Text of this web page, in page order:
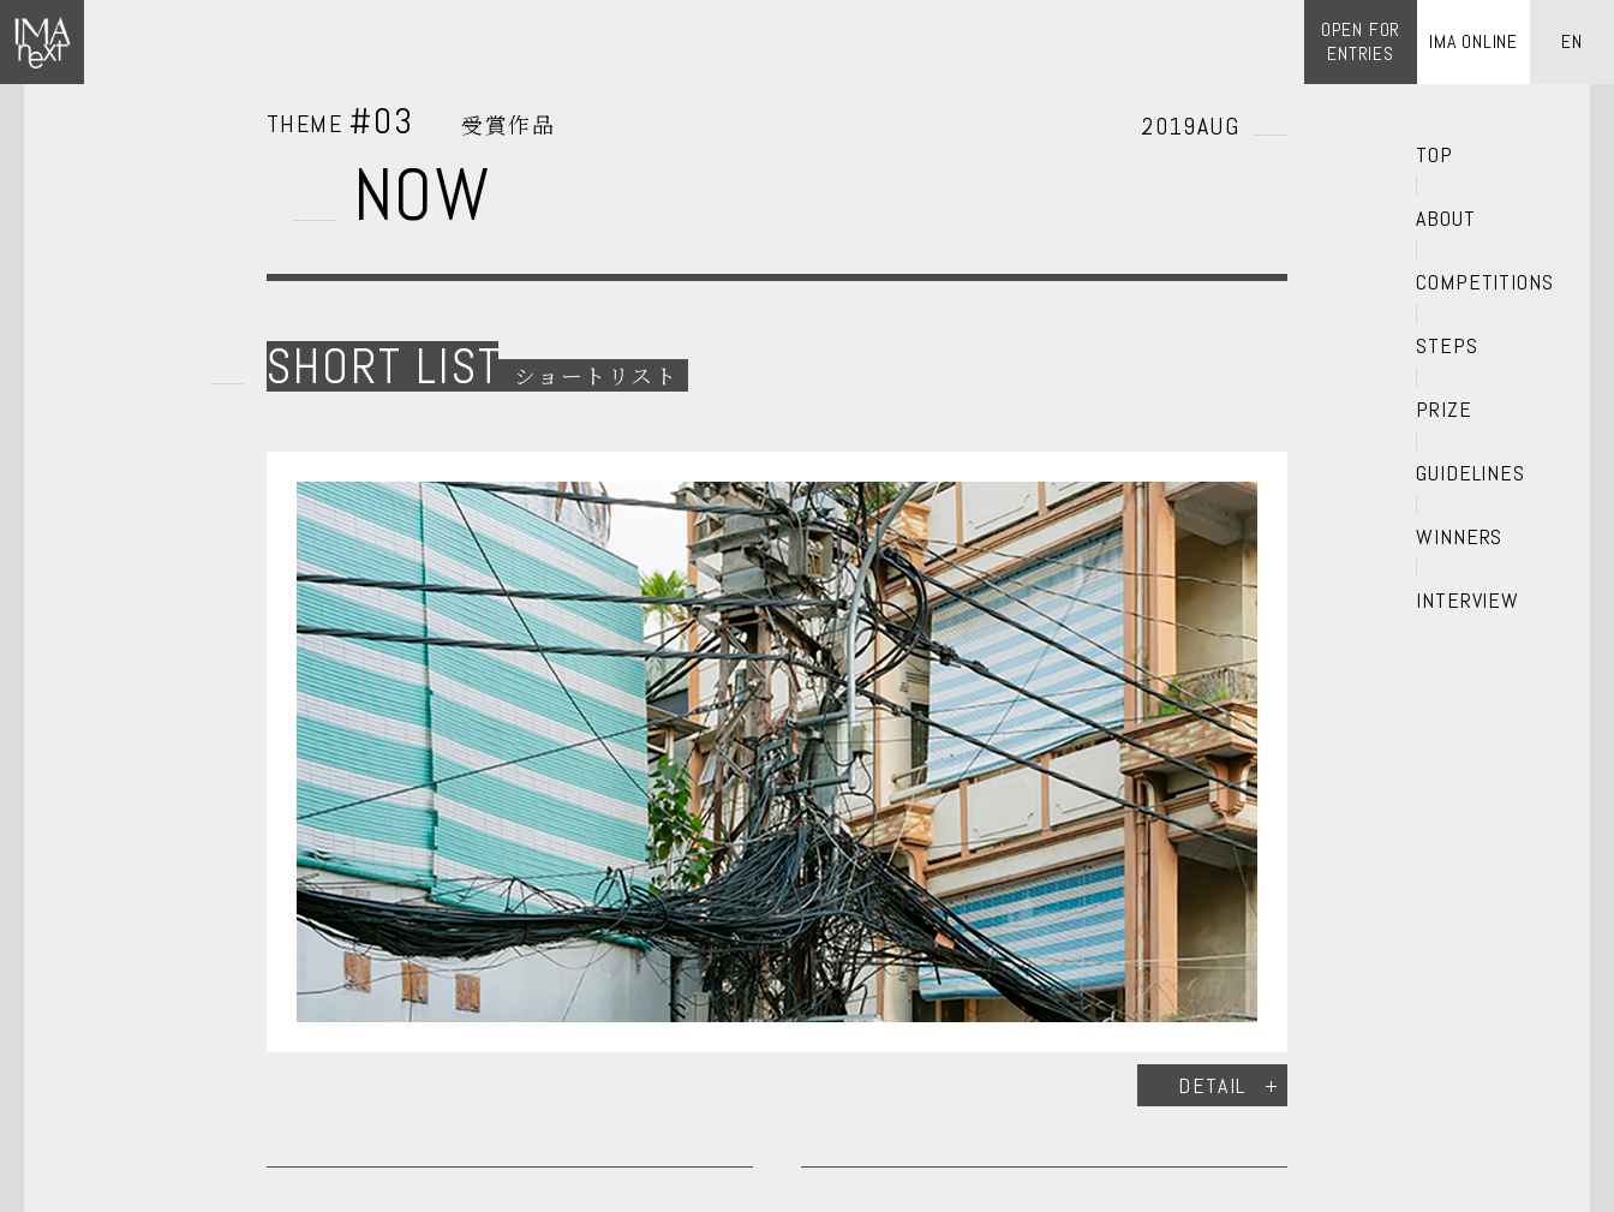
OPEN FOR
ENTRIES
EN
TOP
ABOUT
COMPETITIONS
STEPS
PRIZE
GUIDELINES
WINNERS
INTERVIEW
IMA ONLINE
THEME #03 受賞作品 2019AUG
NOW
SHORT LIST ショートリスト
DETAIL